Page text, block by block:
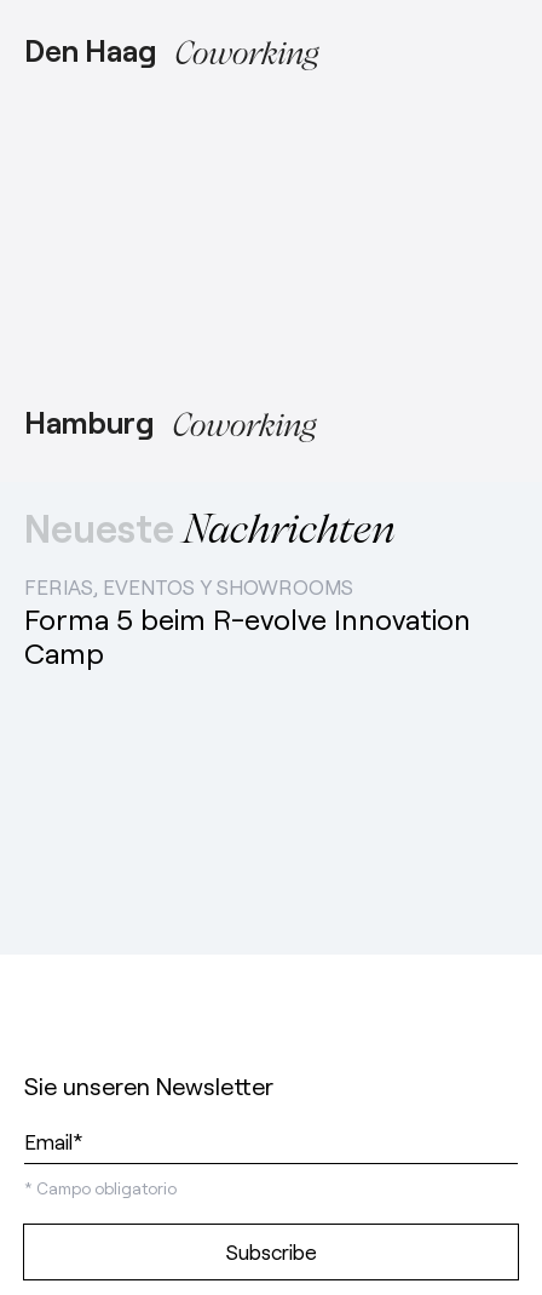
Den Haag Coworking
Hamburg Coworking
Neueste Nachrichten
FERIAS, EVENTOS Y SHOWROOMS
Forma 5 beim R-evolve Innovation
Camp
Sie unseren Newsletter
* Campo obligatorio